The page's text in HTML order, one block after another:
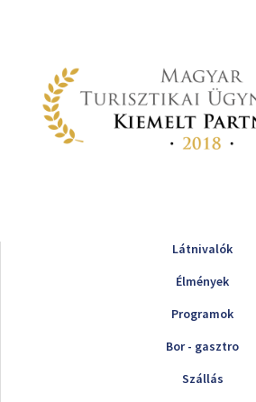
Látnivalók
Élmények
Programok
Bor - gasztro
Szállás